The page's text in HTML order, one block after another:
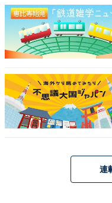
同率1位：笹の滝／
吉野郡十津川村に位置
を一気に流れ落ちる直
仰の対象ともなってき
遊歩道があり、その迫
連